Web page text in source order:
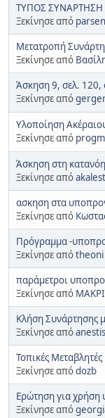
ΤΥΠΟΣ ΣΥΝΑΡΤΗΣΗ
Ξεκίνησε από
Μετατροπή
Ξεκίνησε από
Άσκηση 9, σελ. 120,
Ξεκίνησε από
Υλοποίηση
Ξεκίνησε από
Άσκηση στη
Ξεκίνησε από
ασκηση στα
Ξεκίνησε από
Πρόγραμμα -
Ξεκίνησε απόtheoni
παράμετροι
Ξεκίνησε από
Κλήση Συνάρτησης
Ξεκίνησε από
Τοπικές Μεταβλητές
Ξεκίνησε απόdozb
Ερώτηση για
Ξεκίνησε από